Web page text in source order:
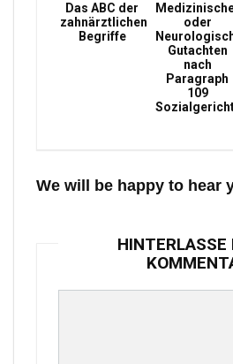
Das ABC der
zahnärztlichen
Begriffe
oder
Gutachten
nach
Paragraph
109
We will be happy to hear
HINTERLASSE